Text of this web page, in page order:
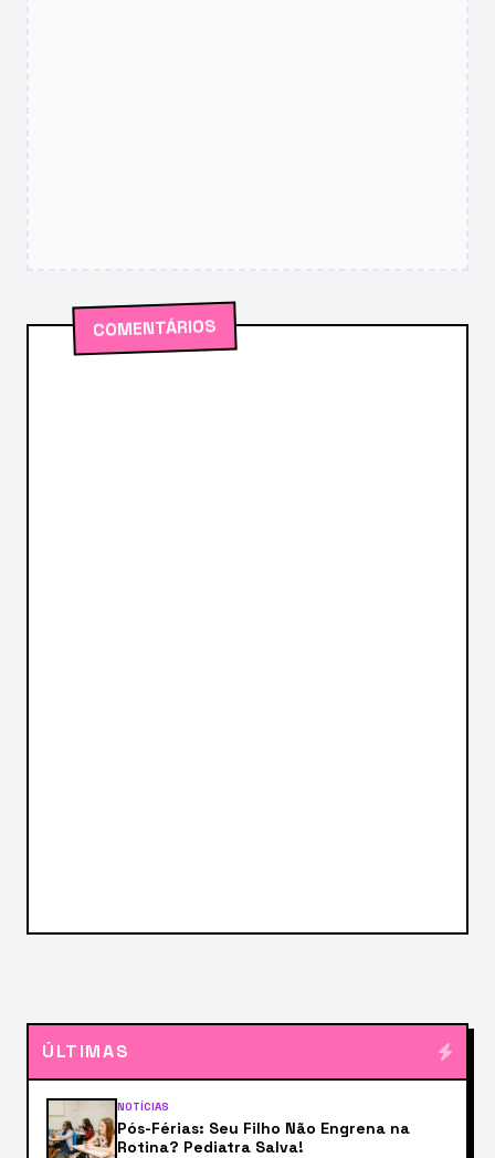
COMENTÁRIOS
ÚLTIMAS
NOTÍCIAS
Pós-Férias: Seu Filho Não Engrena na
Rotina? Pediatra Salva!